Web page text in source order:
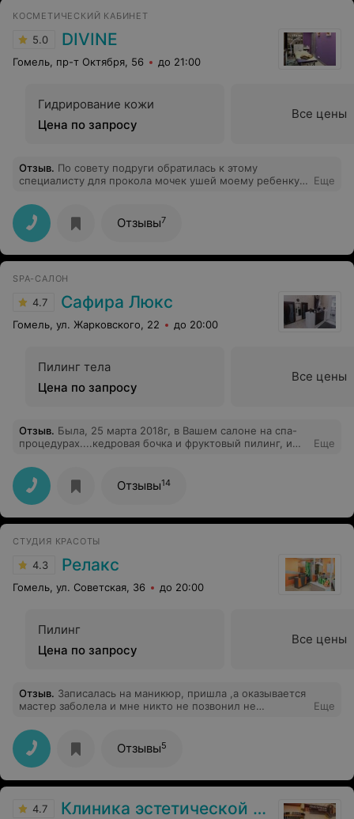
КОСМЕТИЧЕСКИЙ КАБИНЕТ
5.0 DIVINE
Гомель, пр-т Октября, 56 до 21:00
Гидрирование кожи
Цена по запросу
Все цены
Отзыв. По совету подруги обратилась к этому
специалисту для прокола мочек ушей моему ребенку.
доброжелательный. Доча даже не успела понять, что
произошло.Теперь планирую прийти сюда на уходовые
процедуры.
Еще
Отзывы7
SPA-САЛОН
4.7 Сафира Люкс
Гомель, ул. Жарковского, 22 до 20:00
Пилинг тела
Цена по запросу
Все цены
Отзыв. Была, 25 марта 2018г, в Вашем салоне на спа-
процедурах....кедровая бочка и фруктовый пилинг, и
Еще
Отзывы14
СТУДИЯ КРАСОТЫ
4.3 Релакс
Гомель, ул. Советская, 36 до 20:00
Пилинг
Цена по запросу
Все цены
Отзыв. Записалась на маникюр, пришла ,а оказывается
мастер заболела и мне никто не позвонил не
салоном, отношение к клиентам
Еще
Отзывы5
4.7 Клиника эстетической хирургии и косметологии Чеслава Кушелевича